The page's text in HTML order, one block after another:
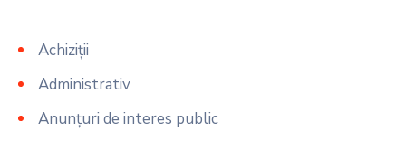
Achiziții
Administrativ
Anunțuri de interes public